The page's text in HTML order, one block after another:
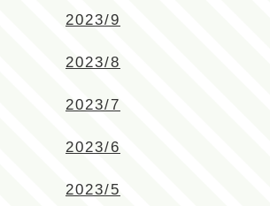
2023/9
2023/8
2023/7
2023/6
2023/5